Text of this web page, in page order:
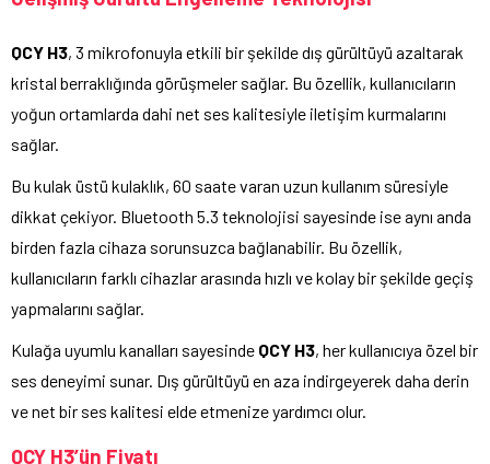
QCY H3, 3 mikrofonuyla etkili bir şekilde dış gürültüyü azaltarak
kristal berraklığında görüşmeler sağlar. Bu özellik, kullanıcıların
yoğun ortamlarda dahi net ses kalitesiyle iletişim kurmalarını
sağlar.
Bu kulak üstü kulaklık, 60 saate varan uzun kullanım süresiyle
dikkat çekiyor. Bluetooth 5.3 teknolojisi sayesinde ise aynı anda
birden fazla cihaza sorunsuzca bağlanabilir. Bu özellik,
kullanıcıların farklı cihazlar arasında hızlı ve kolay bir şekilde geçiş
yapmalarını sağlar.
Kulağa uyumlu kanalları sayesinde QCY H3, her kullanıcıya özel bir
ses deneyimi sunar. Dış gürültüyü en aza indirgeyerek daha derin
ve net bir ses kalitesi elde etmenize yardımcı olur.
QCY H3’ün Fiyatı